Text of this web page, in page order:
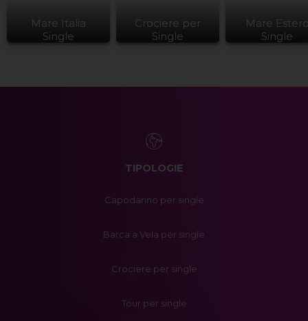
Mare Italia
Single
Crociere per
Single
Mare
Single
TIPOLOGIE
Capodanno per single
Barca a Vela per single
Crociere per single
Tour per single